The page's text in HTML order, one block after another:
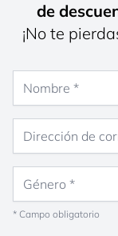
de
¡No te
* Campo obligatorio